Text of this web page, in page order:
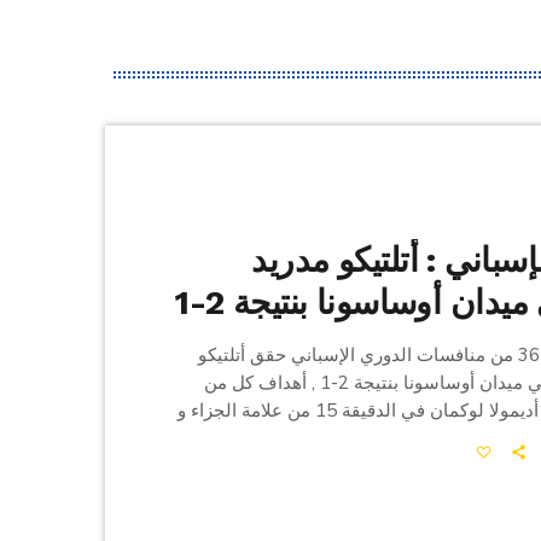
: أتلتيكو مدريد
أوساسونا بنتيجة 2-1
في إطار الجولة 36 من منافسات الدوري الإسباني حقق أتلتيكو
مدريد الإنتصار في ميدان أوساسونا بنتيجة 2-1 , أهداف كل من
الجناح النيجيري أديمولا لوكمان في الدقيقة 15 من علامة الجزاء و
كيكي بارخا الفارق لمصلحة أوساسونا في